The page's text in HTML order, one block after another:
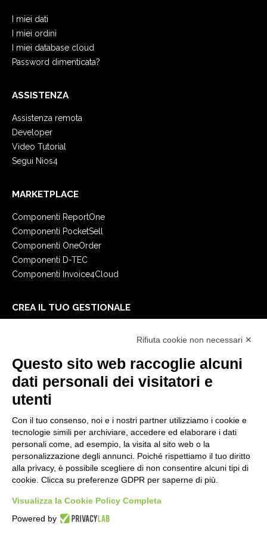
I miei dati
I miei ordini
I miei database cloud
Password dimenticata?
ASSISTENZA
Assistenza remota
Developer
Video Tutorial
Segui Nios4
MARKETPLACE
Componenti ReportOne
Componenti PocketSell
Componenti OneOrder
Componenti D-TEC
Componenti Invoice4Cloud
CREA IL TUO GESTIONALE
E-Book
Blog
NOTE LEGALI
Informative Privacy
Security Policy
Documentazione contrattuale e GDPR
Condizioni generali di fornitura
Condizioni di vendita
Condizioni del servizio di supporto
Impostazioni cookie
Rifiuta cookie non necessari ✕
Questo sito web raccoglie alcuni
dati personali dei visitatori e
utenti
Con il tuo consenso, noi e i nostri partner utilizziamo i cookie e
tecnologie simili per archiviare, accedere ed elaborare i dati
personali come, ad esempio, la visita al sito web o la
personalizzazione degli annunci. Poiché rispettiamo il tuo diritto
alla privacy, è possibile scegliere di non consentire alcuni tipi di
cookie. Clicca su preferenze GDPR per saperne di più.
Visualizza la Cookie Policy Completa
Powered by